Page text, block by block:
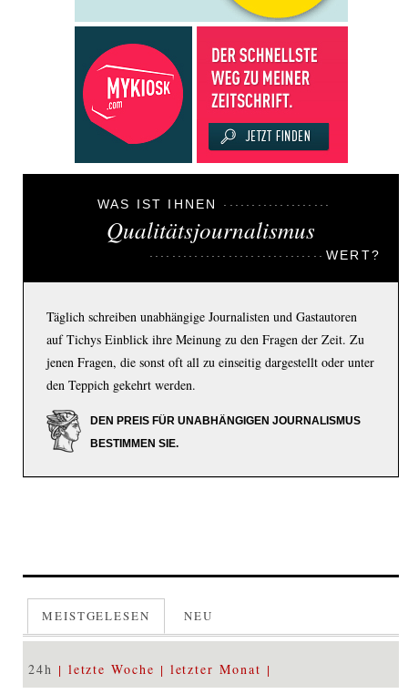
WAS IST IHNEN
Qualitätsjournalismus
WERT?
Täglich schreiben unabhängige Journalisten und Gastautoren
auf Tichys Einblick ihre Meinung zu den Fragen der Zeit. Zu
jenen Fragen, die sonst oft all zu einseitig dargestellt oder unter
den Teppich gekehrt werden.
DEN PREIS FÜR UNABHÄNGIGEN JOURNALISMUS
BESTIMMEN SIE.
MEISTGELESEN NEU
24h letzte Woche letzter Monat